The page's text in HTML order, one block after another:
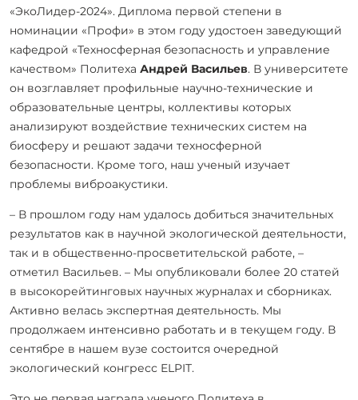
«ЭкоЛидер-2024». Диплома первой степени в
номинации «Профи» в этом году удостоен заведующий
кафедрой «Техносферная безопасность и управление
качеством» Политеха Андрей Васильев. В университете
он возглавляет профильные научно-технические и
образовательные центры, коллективы которых
анализируют воздействие технических систем на
биосферу и решают задачи техносферной
безопасности. Кроме того, наш ученый изучает
проблемы виброакустики.
– В прошлом году нам удалось добиться значительных
результатов как в научной экологической деятельности,
так и в общественно-просветительской работе, –
отметил Васильев. – Мы опубликовали более 20 статей
в высокорейтинговых научных журналах и сборниках.
Активно велась экспертная деятельность. Мы
продолжаем интенсивно работать и в текущем году. В
сентябре в нашем вузе состоится очередной
экологический конгресс ELPIT.